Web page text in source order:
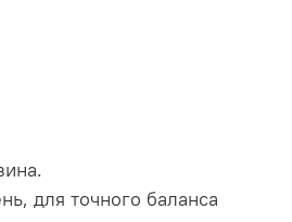
для точного баланса